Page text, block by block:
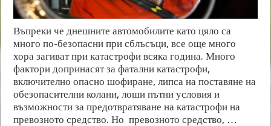
Въпреки че днешните автомобилите като цяло са
много по-безопасни при сблъсъци, все още много
хора загиват при катастрофи всяка година. Много
фактори допринасят за фатални катастрофи,
включително опасно шофиране, липса на поставяне на
обезопасителни колани, лоши пътни условия и
възможности за предотвратяване на катастрофи на
превозното средство. Но превозното средство, …